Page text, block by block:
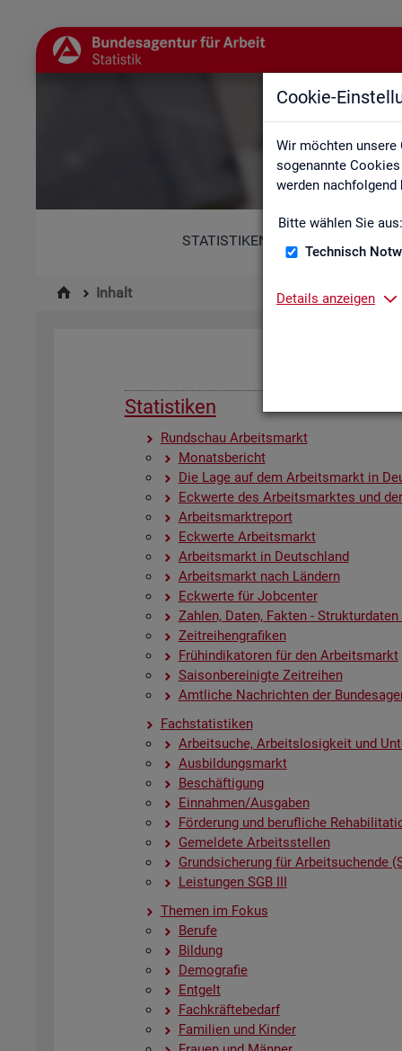
Cookie-
Wir möchten unsere
sogenannte
werden
Bitte wählen Sie aus:
Technisch
Details anzeigen
STATISTIKEN
Inhalt
Sta­tis­ti­ken
Rund­schau Ar­beits­markt
Mo­nats­be­richt
Die Lage auf dem Ar­beits­markt in
Eck­wer­te des Ar­beits­mark­tes und
Ar­beits­markt­re­port
Eck­wer­te Ar­beits­markt
Ar­beits­markt in Deutsch­land
Ar­beits­markt nach Län­dern
Eck­wer­te für Job­cen­ter
Zah­len, Daten, Fak­ten -
Zeit­rei­hen­gra­fi­ken
Früh­in­di­ka­to­ren für den Ar­beits­markt
Sai­son­be­rei­nig­te Zeit­rei­hen
Amt­li­che Nach­rich­ten der
Fach­sta­tis­ti­ken
Ar­beit­su­che, Ar­beits­lo­sig­keit und
Aus­bil­dungs­markt
Be­schäf­ti­gung
Ein­nah­men/Aus­ga­ben
För­de­rung und be­ruf­li­che
Ge­mel­de­te Ar­beits­stel­len
Grund­si­che­rung für Ar­beit­su­chen­de
Leis­tun­gen SGB III
The­men im Fokus
Be­ru­fe
Bil­dung
De­mo­gra­fie
Ent­gelt
Fach­kräf­te­be­darf
Fa­mi­li­en und Kin­der